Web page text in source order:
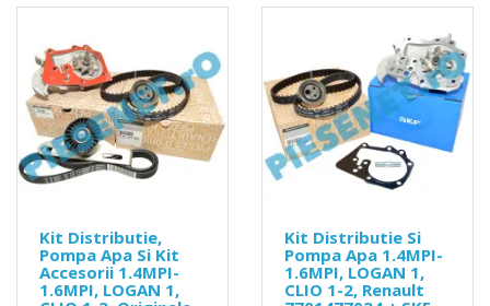
Kit Distributie,
Pompa Apa Si Kit
Accesorii 1.4MPI-
1.6MPI, LOGAN 1,
Kit Distributie Si
Pompa Apa 1.4MPI-
1.6MPI, LOGAN 1,
CLIO 1-2, Renault